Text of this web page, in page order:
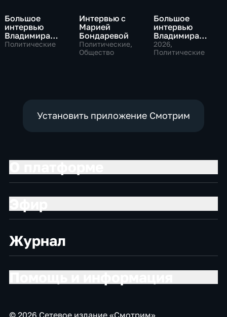
Большое
интервью
Владимира
Путина Сергею
Политические
Интервью с
Марией
Бондаревой
Политические,
Общество
Большое
интервью
Владимира
Соловьева
Роджеру
2026,
Политические
Установить приложение Смотрим
Журнал
© 2026 Сетевое издание «Смотрим»